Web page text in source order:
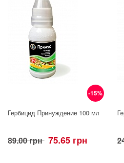
-15%
Гербицид Принуждение 100 мл
89.00 грн 75.65 грн